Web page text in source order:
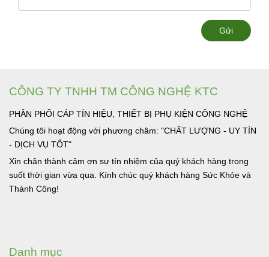
Gửi
CÔNG TY TNHH TM CÔNG NGHỆ KTC
PHÂN PHỐI CÁP TÍN HIỆU, THIẾT BỊ PHỤ KIỆN CÔNG NGHỆ
Chúng tôi hoạt động với phương châm: "CHẤT LƯỢNG - UY TÍN
- DỊCH VỤ TỐT"
Xin chân thành cảm ơn sự tín nhiệm của quý khách hàng trong
suốt thời gian vừa qua. Kính chúc quý khách hàng Sức Khỏe và
Thành Công!
Danh mục